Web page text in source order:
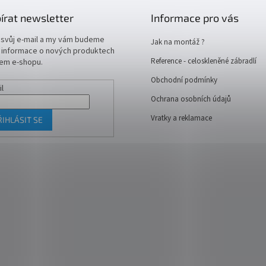
newsletter
e-mail a my vám budeme
o nových produktech
e-shopu.
SE
Informace pro vás
Jak na montáž ?
Reference - celoskleněné zábradlí
Obchodní podmínky
Ochrana osobních údajů
Vratky a reklamace